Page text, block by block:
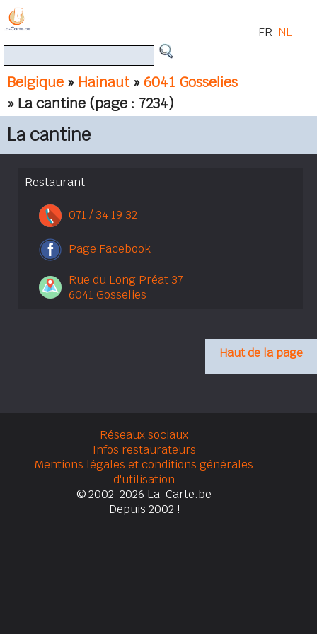
Belgique » Hainaut»6041 Gosselies
» La cantine (page : 7234)
FR NL
La cantine
Restaurant
071 / 34 19 32
Page Facebook
Rue du Long Préat 37
6041 Gosselies
Haut de la page
Réseaux sociaux
Infos restaurateurs
Mentions légales et conditions générales
d'utilisation
© 2002-2026 La-Carte.be
Depuis 2002 !